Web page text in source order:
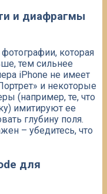
и диафрагмы
фотографии, которая
тем сильнее
iPhone не имеет
и некоторые
(например, те, что
имитируют ее
глубину поля.
– убедитесь, что
для